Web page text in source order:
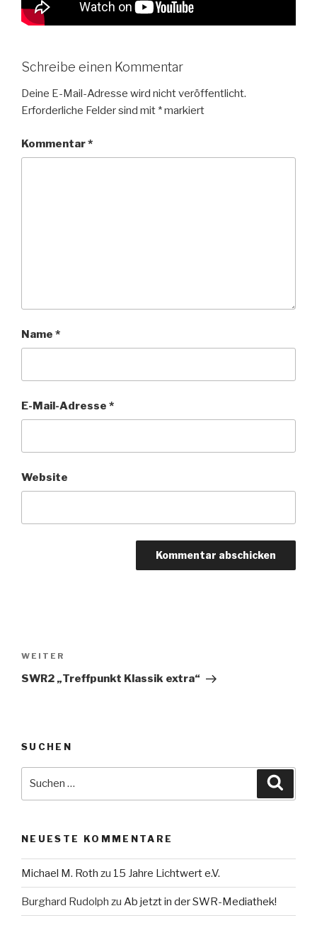
Schreibe einen Kommentar
Deine E-Mail-Adresse wird nicht veröffentlicht.
Erforderliche Felder sind mit *markiert
Kommentar*
Name *
E-Mail-Adresse *
Website
Nächster
Beitrag
WEITER
SWR2 „Treffpunkt Klassik extra“
SUCHEN
NEUESTE KOMMENTARE
Michael M. Roth zu 15 Jahre Lichtwert e.V.
Burghard Rudolph zu Ab jetzt in der SWR-Mediathek!